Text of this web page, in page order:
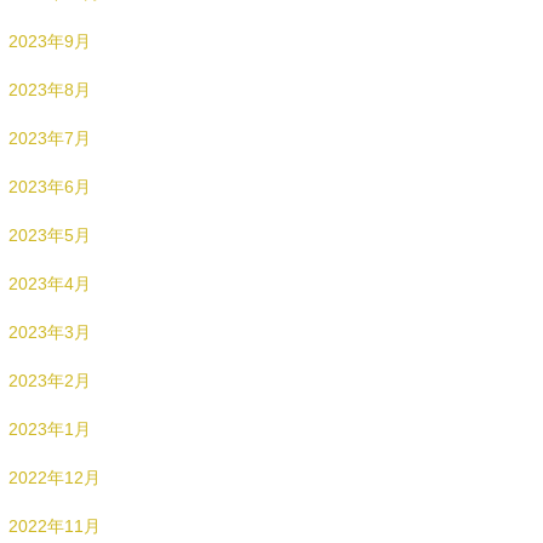
2023年9月
2023年8月
2023年7月
2023年6月
2023年5月
2023年4月
2023年3月
2023年2月
2023年1月
2022年12月
2022年11月